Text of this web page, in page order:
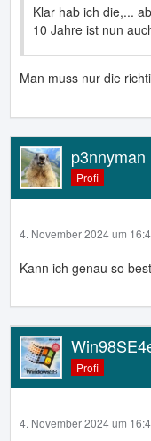
Klar hab ich die,...
10 Jahre ist nun
Man muss nur die
p3nnyman
Profi
4. November 2024 um
Kann ich genau so
Profi
4. November 2024 um